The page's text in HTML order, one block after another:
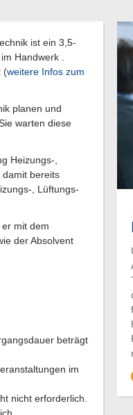
ist ein 3,5-
Handwerk .
(weitere Infos zum
planen und
warten diese
Heizungs-,
bereits
, Lüftungs-
mit dem
der Absolvent
beträgt
im
nicht erforderlich.